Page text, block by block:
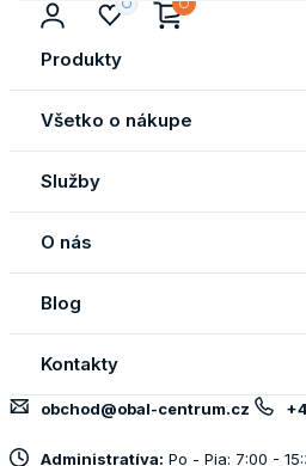
Produkty
Všetko o nákupe
Služby
O nás
Blog
Kontakty
obchod@obal-centrum.cz
Administratíva: Po - Pia: 7:00 -